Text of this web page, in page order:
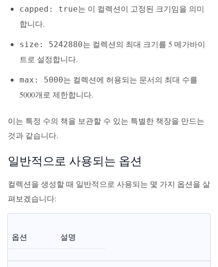
capped: true는 이 컬렉션이 고정된 크기임을 의미
합니다.
size: 5242880는 컬렉션의 최대 크기를 5 메가바이
트로 설정합니다.
max: 5000는 컬렉션에 허용되는 문서의 최대 수를
5000개로 제한합니다.
이는 특정 수의 책을 보관할 수 있는 특별한 책장을 만드는
것과 같습니다.
일반적으로 사용되는 옵션
컬렉션을 생성할 때 일반적으로 사용되는 몇 가지 옵션을 살
펴보겠습니다:
옵션 설명